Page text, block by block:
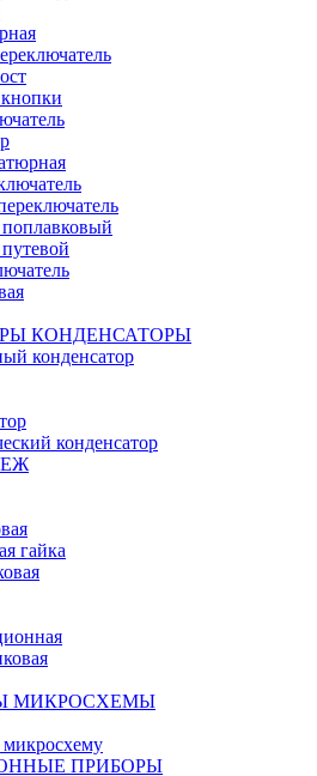
КОНДЕНСАТОРЫ
конденсатор
конденсатор
гайка
МИКРОСХЕМЫ